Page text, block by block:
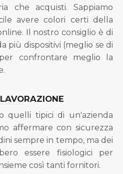
che acquisti. Sappiamo
avere colori certi della
Il nostro consiglio è di
più dispositivi (meglio se di
confrontare meglio la
quelli tipici di un'azienda
affermare con sicurezza
sempre in tempo, ma dei
essere fisiologici per
così tanti fornitori.